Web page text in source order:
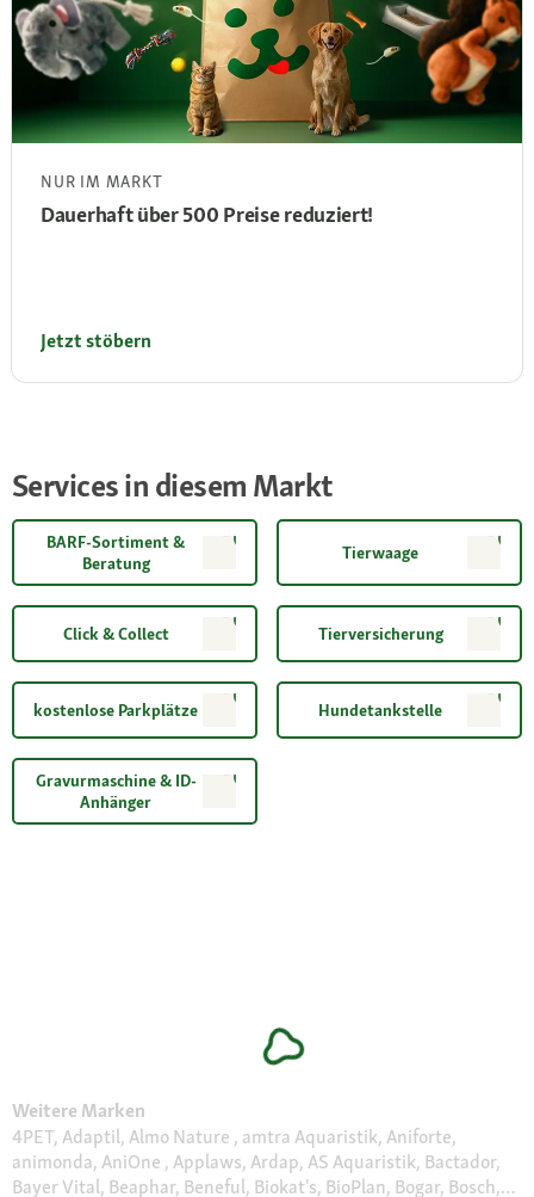
NUR IM MARKT
Dauerhaft über 500 Preise reduziert!
Jetzt stöbern
Services in diesem Markt
BARF-Sortiment &
Beratung
Tierwaage
Click & Collect Tierversicherung
kostenlose Parkplätze Hundetankstelle
Gravurmaschine & ID-
Anhänger
Weitere Marken
4PET, Adaptil, Almo Nature , amtra Aquaristik, Aniforte,
animonda, AniOne , Applaws, Ardap, AS Aquaristik, Bactador,
Bayer Vital, Beaphar, Beneful, Biokat's, BioPlan, Bogar, Bosch,